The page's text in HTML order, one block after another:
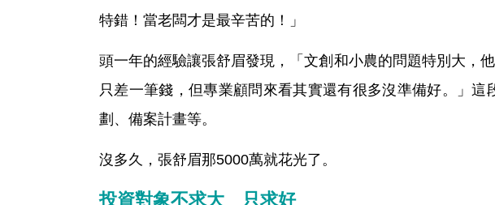
特錯！當老闆才是最辛苦的！」
頭一年的經驗讓張舒眉發現，「文創和小農的問題特別大，
只差一筆錢，但專業顧問來看其實還有很多沒準備好。」
劃、備案計畫等。
沒多久，張舒眉那5000萬就花光了。
投資對象不求大 只求好